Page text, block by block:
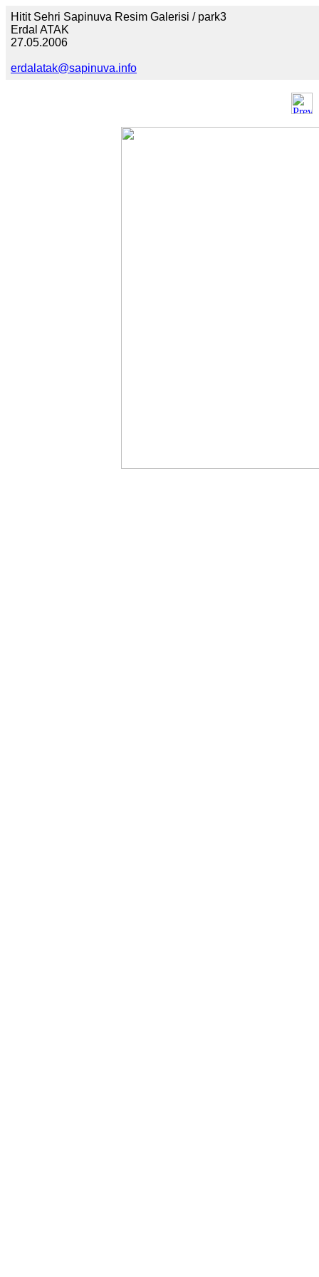
Hitit Sehri Sapinuva Resim Galerisi / park3
Erdal ATAK
27.05.2006
erdalatak@sapinuva.info